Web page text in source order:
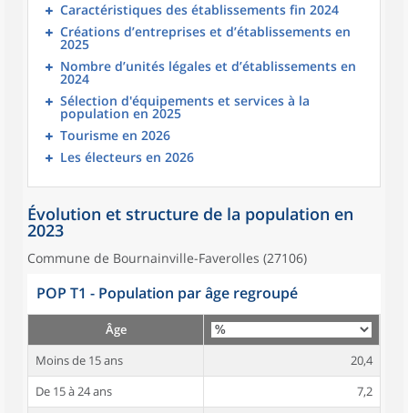
Caractéristiques des établissements fin 2024
Créations d’entreprises et d’établissements en
2025
Nombre d’unités légales et d’établissements en
2024
Sélection d'équipements et services à la
population en 2025
Tourisme en 2026
Les électeurs en 2026
Évolution et structure de la population en
2023
Commune de Bournainville-Faverolles (27106)
POP T1 - Population par âge regroupé
Âge
Moins de 15 ans
20,4
De 15 à 24 ans
7,2